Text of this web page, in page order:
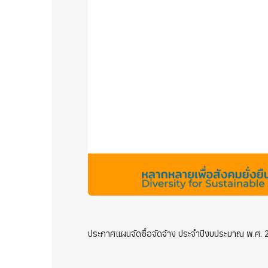
ประกาศแผนจัดซื้อจัดจ้าง ประจำปีงบประมาณ พ.ศ.